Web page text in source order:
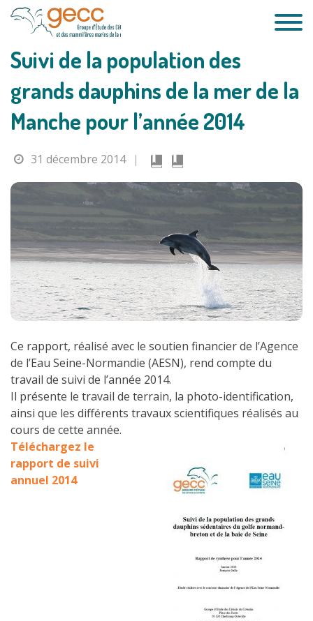
Passer
Suivi de la population des
grands dauphins de la mer de la
Manche pour l’année 2014
31 décembre 2014 |
Ce rapport, réalisé avec le soutien financier de l’Agence
de l’Eau Seine-Normandie (AESN), rend compte du
travail de suivi de l’année 2014.
Il présente le travail de terrain, la photo-identification,
ainsi que les différents travaux scientifiques réalisés au
cours de cette année.
Téléchargez le
rapport de suivi
annuel 2014